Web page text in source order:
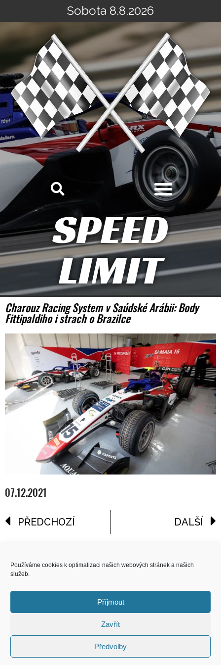
Používáme cookies k optimalizaci našich webových stránek a našich
služeb.
Příjmout
Zavřít
Předvolby
na
Sobota 8.8.2026
SPEED
LIMIT
Charouz Racing System v Saúdské Arábii: Body
Fittipaldiho i strach o Brazilce
07.12.2021
PŘEDCHOZÍ DALŠÍ
COPYRIGHT
© 2026 Speed Limit,
All Rights Reserved